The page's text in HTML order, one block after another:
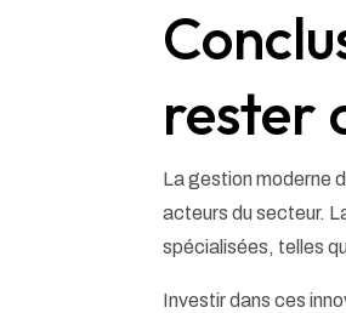
rester
La gestion moderne
acteurs du secteur.
spécialisées, telles
Investir dans ces